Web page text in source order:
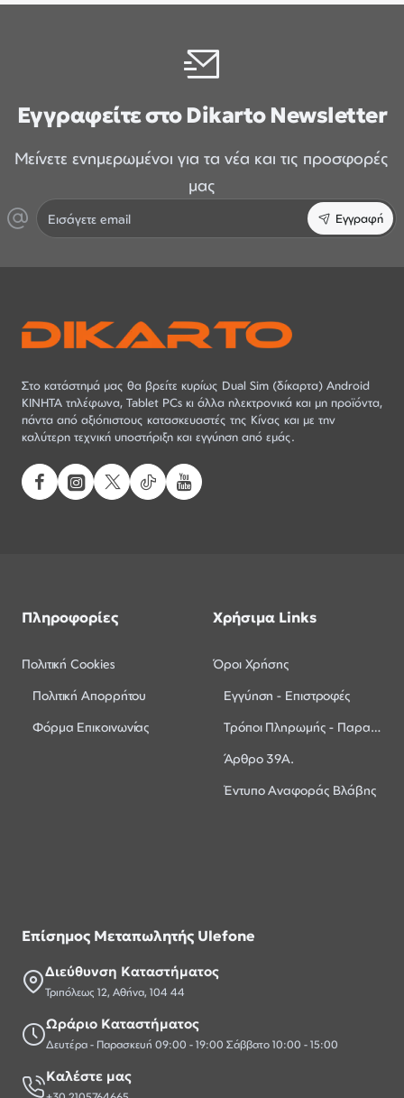
Εγγραφείτε στο Dikarto Newsletter
Μείνετε ενημερωμένοι για τα νέα και τις προσφορές
μας
Εισάγετε
email
Εγγραφή
Στο κατάστημά μας θα βρείτε κυρίως Dual Sim (δίκαρτα) Android
ΚΙΝΗΤΑ τηλέφωνα, Tablet PCs κι άλλα ηλεκτρονικά και μη προϊόντα,
πάντα από αξιόπιστους κατασκευαστές της Κίνας και με την
καλύτερη τεχνική υποστήριξη και εγγύηση από εμάς.
Πληροφορίες
Πολιτική Cookies
Πολιτική Απορρήτου
Φόρμα Επικοινωνίας
Χρήσιμα Links
Όροι Χρήσης
Εγγύηση - Επιστροφές
Τρόποι Πληρωμής - Παραλαβής
Άρθρο 39Α.
Έντυπο Αναφοράς Βλάβης
Επίσημος Μεταπωλητής Ulefone
Διεύθυνση Καταστήματος
Τριπόλεως 12, Αθήνα, 104 44
Ωράριο Καταστήματος
Δευτέρα - Παρασκευή 09:00 - 19:00 Σάββατο 10:00 - 15:00
Καλέστε μας